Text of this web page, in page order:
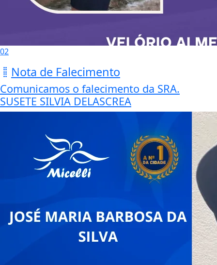
02
Nota de Falecimento
Comunicamos o falecimento da SRA.
SUSETE SILVIA DELASCREA